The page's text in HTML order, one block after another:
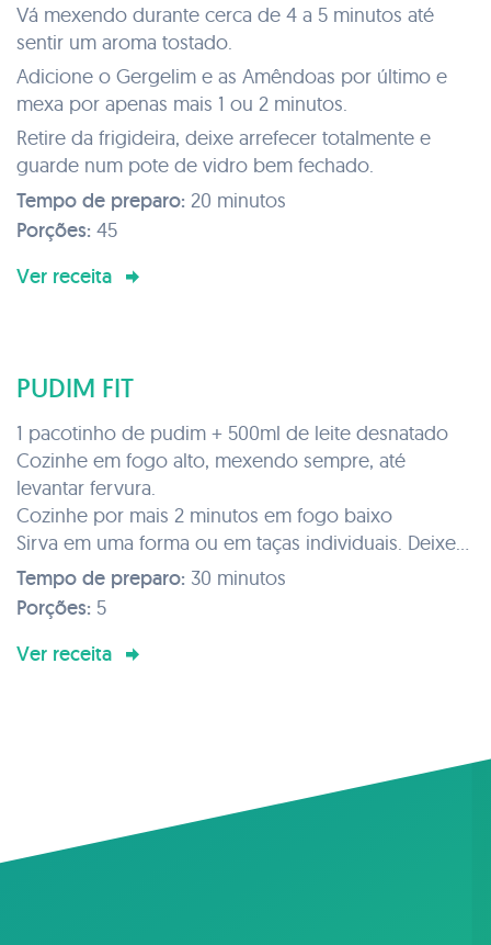
Vá mexendo durante cerca de 4 a 5 minutos até
sentir um aroma tostado.
Adicione o Gergelim e as Amêndoas por último e
mexa por apenas mais 1 ou 2 minutos.
Retire da frigideira, deixe arrefecer totalmente e
guarde num pote de vidro bem fechado.
Tempo de preparo: 20 minutos
Porções: 45
Ver receita
PUDIM FIT
1 pacotinho de pudim + 500ml de leite desnatado
Cozinhe em fogo alto, mexendo sempre, até
levantar fervura.
Cozinhe por mais 2 minutos em fogo baixo
Sirva em uma forma ou em taças individuais. Deixe
esfriar e leve à geladeira.
Sirva em uma forma ou em taças individuais. Deixe
esfriar e leve à geladeira.
Tempo de preparo: 30 minutos
Porções: 5
Ver receita